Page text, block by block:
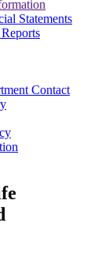
Statements
Contact